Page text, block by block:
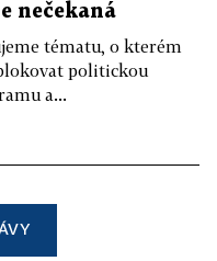
nečekaná
tématu, o kterém
politickou
a...